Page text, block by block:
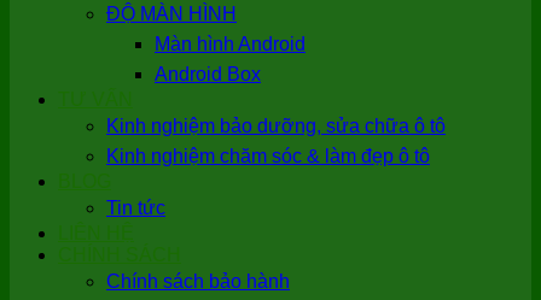
ĐỘ MÀN HÌNH
Màn hình Android
Android Box
Kinh nghiệm bảo dưỡng, sửa chữa ô tô
Kinh nghiệm chăm sóc & làm đẹp ô tô
Tin tức
Chính sách bảo hành